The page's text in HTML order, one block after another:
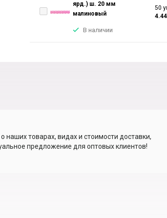
ярд.) ш. 20 мм
малиновый
В наличии
50
наших товарах, видах и стоимости доставки,
предложение для оптовых клиентов!